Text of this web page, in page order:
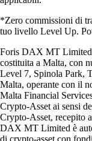
*Zero commissioni di
tuo livello Level Up.
Foris DAX MT Limited
costituita a Malta, con
Level 7, Spinola Park,
Malta, operante con il
Malta Financial
Crypto-Asset ai sensi
Crypto-Asset, recepito
DAX MT Limited è